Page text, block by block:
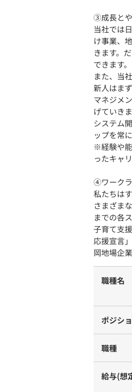
③成長と
当社では
け事業、
きます。
できます。
また、当
新人はま
マネジメ
げていきま
システム
ップを常
※経験や
ったキャ
④ワーク
私たちは
さまざま
までの各
子育て支
応援宣言
岡地場企
職種名
ポジシ
職種
給与(想